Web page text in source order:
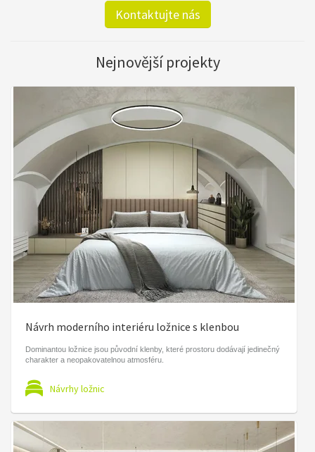
Kontaktujte nás
Nejnovější projekty
Návrh moderního interiéru ložnice s klenbou
Dominantou ložnice jsou původní klenby, které prostoru dodávají jedinečný
charakter a neopakovatelnou atmosféru.
Návrhy ložnic